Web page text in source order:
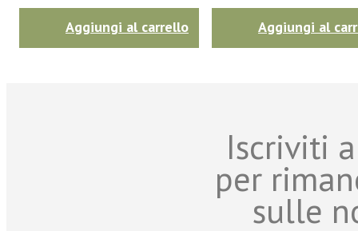
Aggiungi al carrello Aggiungi al
Iscriviti
per
sulle